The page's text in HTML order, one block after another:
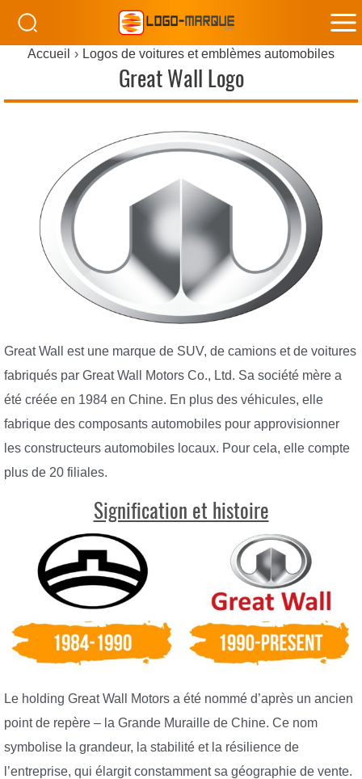
Accueil Logos de voitures et emblèmes automobiles
Great Wall Logo
Great Wall est une marque de SUV, de camions et de voitures
fabriqués par Great Wall Motors Co., Ltd. Sa société mère a
été créée en 1984 en Chine. En plus des véhicules, elle
fabrique des composants automobiles pour approvisionner
les constructeurs automobiles locaux. Pour cela, elle compte
plus de 20 filiales.
Signification et histoire
Le holding Great Wall Motors a été nommé d’après un ancien
point de repère – la Grande Muraille de Chine. Ce nom
symbolise la grandeur, la stabilité et la résilience de
l’entreprise, qui élargit constamment sa géographie de vente.